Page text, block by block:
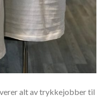
alt av trykkejobber til